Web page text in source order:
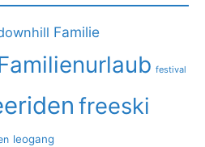
Familie
festival
freeski
leogang